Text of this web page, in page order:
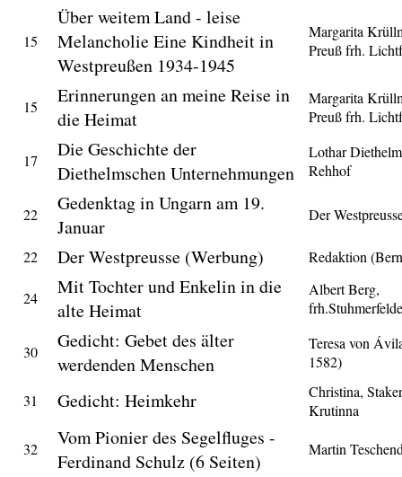
15
Über weitem Land - leise
Melancholie Eine Kindheit in
Westpreußen 1934-1945
Margarita
Preuß frh.
15
Erinnerungen an meine Reise in
die Heimat
Margarita
Preuß frh.
17
Die Geschichte der
Diethelmschen Unternehmungen
Lothar
Rehhof
22
Gedenktag in Ungarn am 19.
Januar
Der
22 Der Westpreusse (Werbung) Redaktion
24
Mit Tochter und Enkelin in die
alte Heimat
Albert Berg,
frh.Stuhmerfelde
30
Gedicht: Gebet des älter
werdenden Menschen
Teresa von
1582)
31 Gedicht: Heimkehr
Christina,
Krutinna
32
Vom Pionier des Segelfluges -
Ferdinand Schulz (6 Seiten)
Martin